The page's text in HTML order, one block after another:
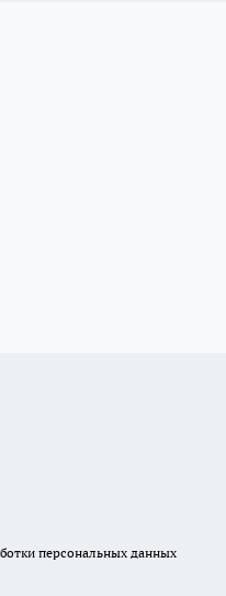
персональных данных